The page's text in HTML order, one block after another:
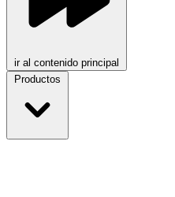
ir al contenido principal
Productos